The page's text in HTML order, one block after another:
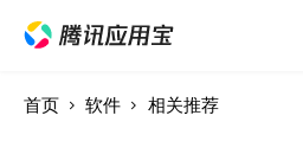
首页 软件 相关推荐